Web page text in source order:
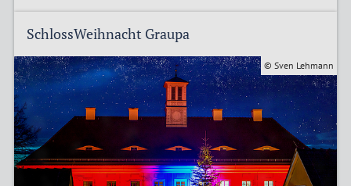
SchlossWeihnacht Graupa
© Sven Lehmann